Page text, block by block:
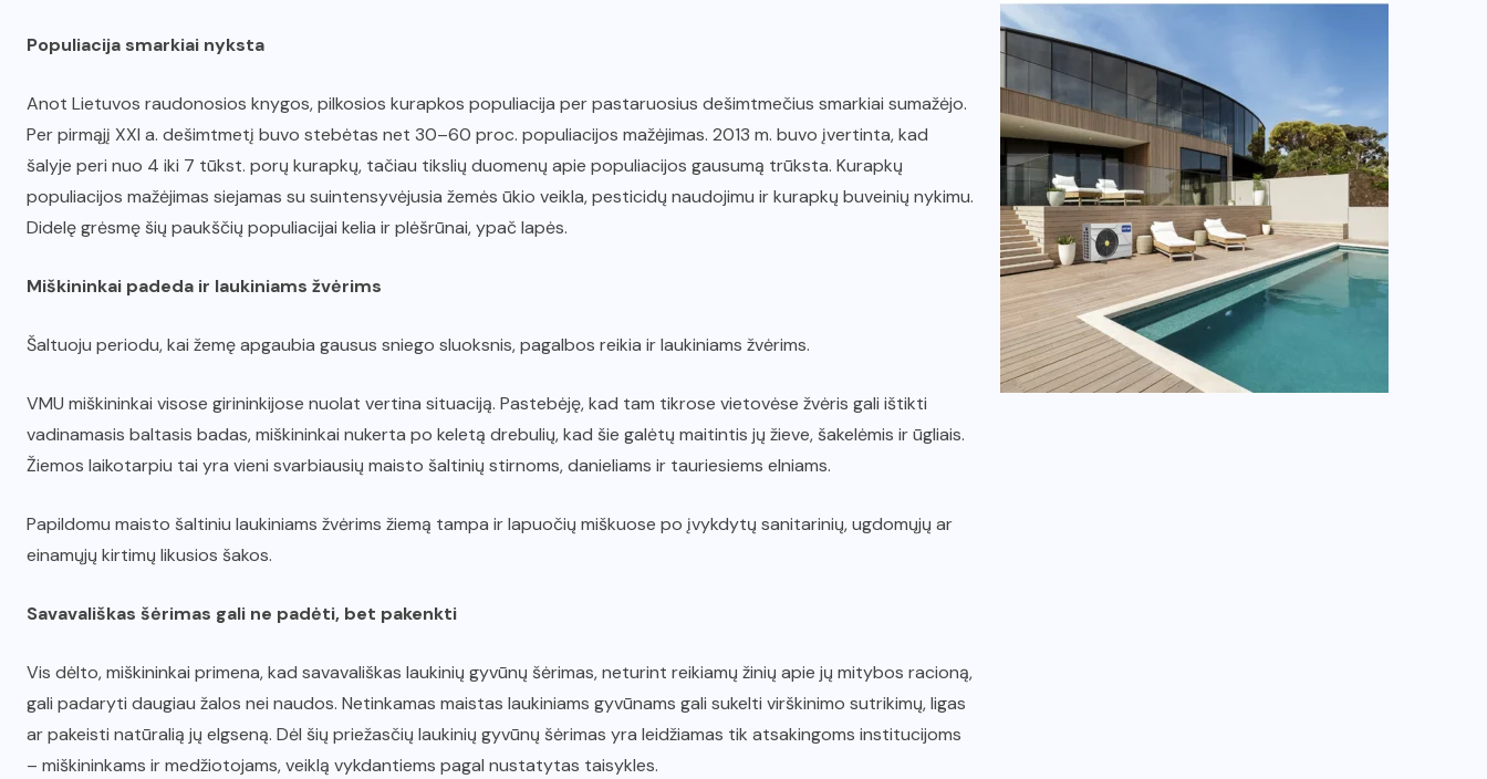
Populiacija smarkiai nyksta
Anot Lietuvos raudonosios knygos, pilkosios kurapkos populiacija per pastaruosius dešimtmečius smarkiai sumažėjo.
Per pirmąjį XXI a. dešimtmetį buvo stebėtas net 30–60 proc. populiacijos mažėjimas. 2013 m. buvo įvertinta, kad
šalyje peri nuo 4 iki 7 tūkst. porų kurapkų, tačiau tikslių duomenų apie populiacijos gausumą trūksta. Kurapkų
populiacijos mažėjimas siejamas su suintensyvėjusia žemės ūkio veikla, pesticidų naudojimu ir kurapkų buveinių nykimu.
Didelę grėsmę šių paukščių populiacijai kelia ir plėšrūnai, ypač lapės.
Miškininkai padeda ir laukiniams žvėrims
Šaltuoju periodu, kai žemę apgaubia gausus sniego sluoksnis, pagalbos reikia ir laukiniams žvėrims.
VMU miškininkai visose girininkijose nuolat vertina situaciją. Pastebėję, kad tam tikrose vietovėse žvėris gali ištikti
vadinamasis baltasis badas, miškininkai nukerta po keletą drebulių, kad šie galėtų maitintis jų žieve, šakelėmis ir ūgliais.
Žiemos laikotarpiu tai yra vieni svarbiausių maisto šaltinių stirnoms, danieliams ir tauriesiems elniams.
Papildomu maisto šaltiniu laukiniams žvėrims žiemą tampa ir lapuočių miškuose po įvykdytų sanitarinių, ugdomųjų ar
einamųjų kirtimų likusios šakos.
Savavališkas šėrimas gali ne padėti, bet pakenkti
Vis dėlto, miškininkai primena, kad savavališkas laukinių gyvūnų šėrimas, neturint reikiamų žinių apie jų mitybos racioną,
gali padaryti daugiau žalos nei naudos. Netinkamas maistas laukiniams gyvūnams gali sukelti virškinimo sutrikimų, ligas
ar pakeisti natūralią jų elgseną. Dėl šių priežasčių laukinių gyvūnų šėrimas yra leidžiamas tik atsakingoms institucijoms
– miškininkams ir medžiotojams, veiklą vykdantiems pagal nustatytas taisykles.